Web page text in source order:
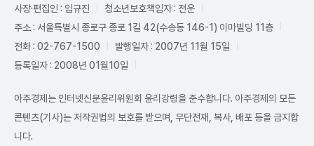
사장·편집인 : 임규진
청소년보호책임자 : 전운
주소 : 서울특별시 종로구 종로 1길 42(수송동 146-1) 이마빌딩 11층
전화 : 02-767-1500
발행일자 : 2007년 11월 15일
등록일자 : 2008년 01월10일
아주경제는 인터넷신문윤리위원회 윤리강령을 준수합니다. 아주경제의 모든
콘텐츠(기사)는 저작권법의 보호를 받으며, 무단전재, 복사, 배포 등을 금지합
니다.